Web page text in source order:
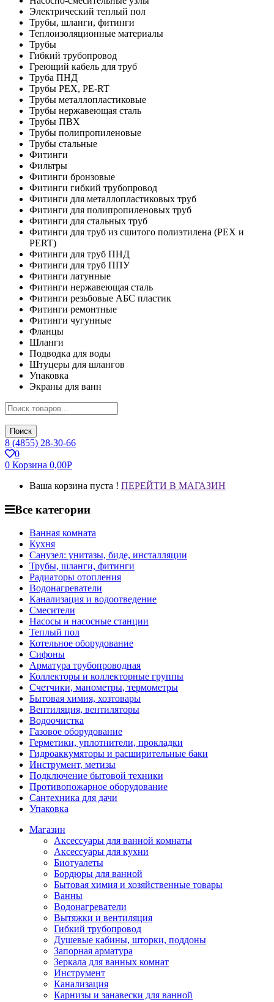
Электрический теплый пол
Трубы, шланги, фитинги
Теплоизоляционные материалы
Трубы
Гибкий трубопровод
Греющий кабель для труб
Труба ПНД
Трубы PEX, PE-RT
Трубы металлопластиковые
Трубы нержавеющая сталь
Трубы ПВХ
Трубы полипропиленовые
Трубы стальные
Фитинги
Фильтры
Фитинги бронзовые
Фитинги гибкий трубопровод
Фитинги для металлопластиковых труб
Фитинги для полипропиленовых труб
Фитинги для стальных труб
Фитинги для труб из сшитого полиэтилена (PEX и
PERT)
Фитинги для труб ПНД
Фитинги для труб ППУ
Фитинги латунные
Фитинги нержавеющая сталь
Фитинги резьбовые АБС пластик
Фитинги ремонтные
Фитинги чугунные
Фланцы
Шланги
Подводка для воды
Штуцеры для шлангов
Упаковка
Экраны для ванн
Поиск
8 (4855) 28-30-66
0
0 Корзина 0,00Р
Ваша корзина пуста ! ПЕРЕЙТИ В МАГАЗИН
Все категории
Ванная комната
Кухня
Санузел: унитазы, биде, инсталляции
Трубы, шланги, фитинги
Радиаторы отопления
Водонагреватели
Канализация и водоотведение
Смесители
Насосы и насосные станции
Теплый пол
Котельное оборудование
Сифоны
Арматура трубопроводная
Коллекторы и коллекторные группы
Счетчики, манометры, термометры
Бытовая химия, хозтовары
Вентиляция, вентиляторы
Водоочистка
Газовое оборудование
Герметики, уплотнители, прокладки
Гидроаккумяторы и расширительные баки
Инструмент, метизы
Подключение бытовой техники
Противопожарное оборудование
Сантехника для дачи
Упаковка
Магазин
Аксессуары для ванной комнаты
Аксессуары для кухни
Биотуалеты
Бордюры для ванной
Бытовая химия и хозяйственные товары
Ванны
Водонагреватели
Вытяжки и вентиляция
Гибкий трубопровод
Душевые кабины, шторки, поддоны
Запорная арматура
Зеркала для ванных комнат
Инструмент
Канализация
Карнизы и занавески для ванной